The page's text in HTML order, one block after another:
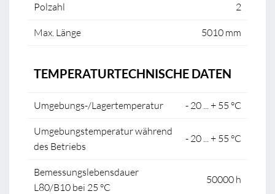
Polzahl 2
Max. Länge 5010 mm
TEMPERATURTECHNISCHE DATEN
Umgebungs-/Lagertemperatur - 20 ... + 55 °C
Umgebungstemperatur während
des Betriebs
- 20 ... + 55 °C
Bemessungslebensdauer
L80/B10 bei 25 °C
50000 h